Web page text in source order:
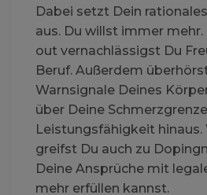
Dabei setzt Dein
aus. Du willst immer mehr.
out vernachlässigst Du
Beruf. Außerdem
Warnsignale Deines
über Deine
Leistungsfähigkeit
greifst Du auch zu
Deine Ansprüche mit
mehr erfüllen kannst.